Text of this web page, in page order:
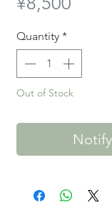
Quantity *
Out of Stock